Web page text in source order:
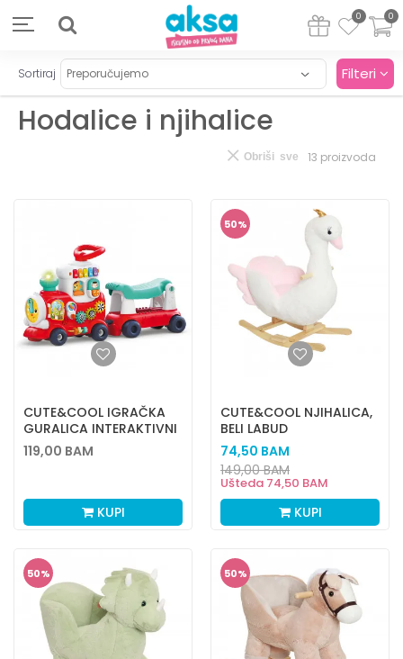
0
0
Hodalice i njihalice
Sortiraj Filteri
13 proizvoda
Obriši sve
CUTE&COOL IGRAČKA
GURALICA INTERAKTIVNI
VOZ 4 U 1
119,00 BAM
KUPI
50%
CUTE&COOL NJIHALICA,
BELI LABUD
74,50 BAM
Ušteda 74,50 BAM
149,00BAM
KUPI
50% 50%